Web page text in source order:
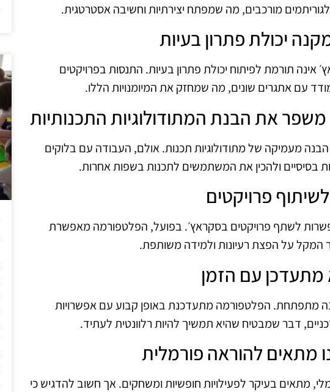
מורכבים, מה שמפתח יצירתיות וחשיבה אסטרטגית.
אינה תורמת לפיתוח יכולת פתרון בעיות. התנסות בפרויקטים
עם אתגרים שונים, מה שמחזק את המיומנויות הללו.
מעמיקה של מתודולוגיות תכנות. אולם, העבודה עם בלוקים
בסיסיים ולהכין את המשתמשים לתכנות בשפות אחרות.
לשתף פרויקטים בסקראץ׳. בפועל, הפלטפורמה מאפשרת
על הפצת רעיונות ולמידה משותפת.
מתפתחת. הפלטפורמה מתעדכנת באופן קבוע עם אפשרויות
דבר שמבטיח שהיא תמשיך להיות רלוונטית לעתיד.
מתאים בעיקר לפעילויות חופשיות ומשחקים. אך חשוב להדגיש כי